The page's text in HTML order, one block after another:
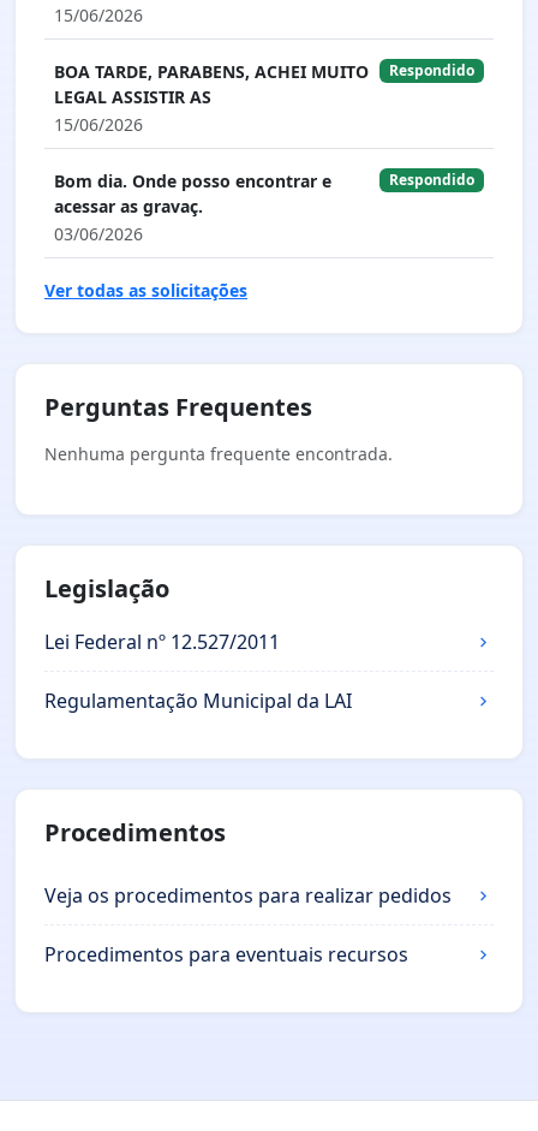
15/06/2026
BOA TARDE, PARABENS, ACHEI MUITO
LEGAL ASSISTIR AS
15/06/2026
Respondido
Bom dia. Onde posso encontrar e
acessar as gravaç.
03/06/2026
Respondido
Ver todas as solicitações
Perguntas Frequentes
Nenhuma pergunta frequente encontrada.
Legislação
Lei Federal nº 12.527/2011
Regulamentação Municipal da LAI
Procedimentos
Veja os procedimentos para realizar pedidos
Procedimentos para eventuais recursos